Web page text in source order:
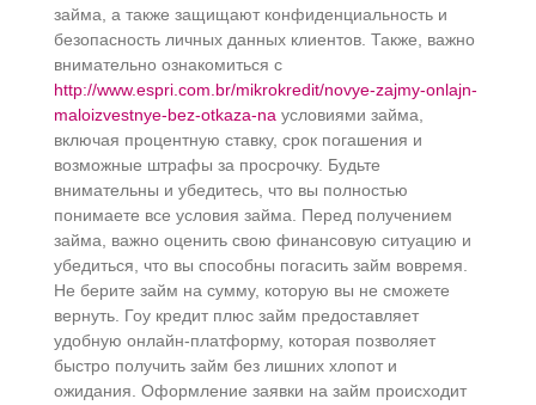
займа, а также защищают конфиденциальность и
безопасность личных данных клиентов.​ Также, важно
внимательно ознакомиться с
http://www.espri.com.br/mikrokredit/novye-zajmy-onlajn-
maloizvestnye-bez-otkaza-na условиями займа,
включая процентную ставку, срок погашения и
возможные штрафы за просрочку.​ Будьте
внимательны и убедитесь, что вы полностью
понимаете все условия займа.​ Перед получением
займа, важно оценить свою финансовую ситуацию и
убедиться, что вы способны погасить займ вовремя.​
Не берите займ на сумму, которую вы не сможете
вернуть. Гоу кредит плюс займ предоставляет
удобную онлайн-платформу, которая позволяет
быстро получить займ без лишних хлопот и
ожидания.​ Оформление заявки на займ происходит